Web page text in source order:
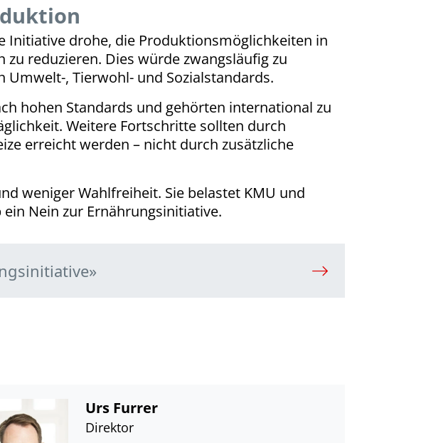
Initiative drohe, die Produktionsmöglichkeiten in
reduzieren. Dies würde zwangsläufig zu
, Tierwohl- und Sozialstandards.
hohen Standards und gehörten international zu
Weitere Fortschritte sollten durch
erreicht werden – nicht durch zusätzliche
weniger Wahlfreiheit. Sie belastet KMU und
Nein zur Ernährungsinitiative.
Urs Furrer
Direktor